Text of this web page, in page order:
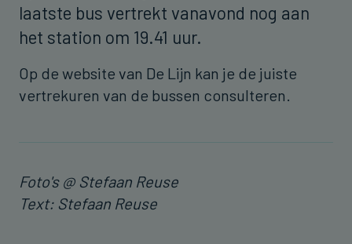
laatste bus vertrekt vanavond nog aan
het station om 19.41 uur.
Op de website van De Lijn kan je de juiste
vertrekuren van de bussen consulteren.
Foto's @ Stefaan Reuse
Text: Stefaan Reuse